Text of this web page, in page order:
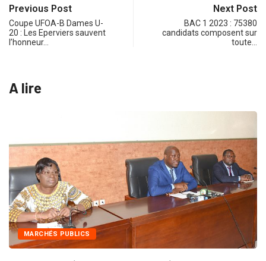
Previous Post
Coupe UFOA-B Dames U-
20 : Les Eperviers sauvent
l’honneur…
Next Post
BAC 1 2023 : 75380
candidats composent sur
toute…
A lire
INTÉGRATION